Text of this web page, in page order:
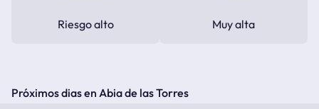
Riesgo alto Muy alta
Próximos dias en Abia de las Torres